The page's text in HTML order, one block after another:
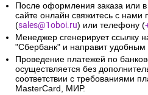
После оформления заказа или
сайте онлайн свяжитесь с нами
(sales@1oboi.ru) или телефону (
Менеджер сгенерирует
"Сбербанк" и направит
Проведение платежей по
осуществляется без
соответствии с требованиями
MasterCard, МИР.